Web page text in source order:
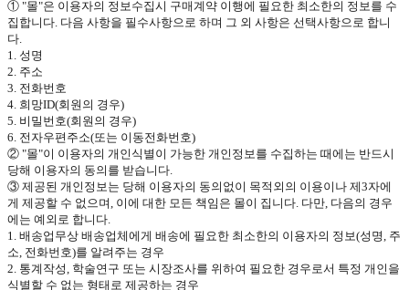
① "몰"은 이용자의 정보수집시 구매계약 이행에 필요한 최소한의 정보를 수
집합니다 다음 사항을 필수사항으로 하며 그 외 사항은 선택사항으로 합니
다
1. 성명
2. 주소
3. 전화번호
4. 희망ID(회원의 경우)
5. 비밀번호(회원의 경우)
6. 전자우편주소(또는 이동전화번호)
② "몰"이 이용자의 개인식별이 가능한 개인정보를 수집하는 때에는 반드시
당해 이용자의 동의를 받습니다
③ 제공된 개인정보는 당해 이용자의 동의없이 목적외의 이용이나 제3자에
게 제공할 수 없으며 이에 대한 모든 책임은 몰이 집니다 다만 다음의 경우
에는 예외로 합니다
1. 배송업무상 배송업체에게 배송에 필요한 최소한의 이용자의 정보(성명 주
소 전화번호)를 알려주는 경우
2. 통계작성 학술연구 또는 시장조사를 위하여 필요한 경우로서 특정 개인을
식별할 수 없는 형태로 제공하는 경우